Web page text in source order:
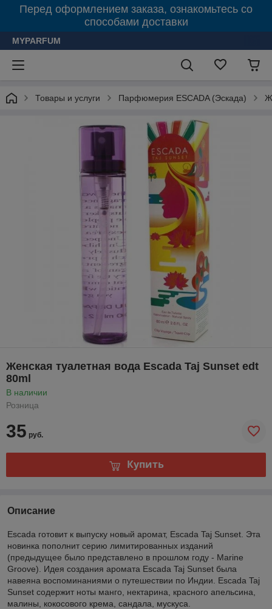
Перед оформлением заказа, ознакомьтесь со
способами доставки
MYPARFUM
Товары и услуги Парфюмерия ESСADA (Эскада)
Женская туалетная вода Escada Taj Sunset edt
80ml
В наличии
Розница
35 руб.
Купить
Описание
Escada готовит к выпуску новый аромат, Escada Taj Sunset. Эта
новинка пополнит серию лимитированных изданий
(предыдущее было представлено в прошлом году - Marine
Groove). Идея создания аромата Escada Taj Sunset была
навеяна воспоминаниями о путешествии по Индии. Escada Taj
Sunset содержит ноты манго, нектарина, красного апельсина,
малины, кокосового крема, сандала, мускуса.